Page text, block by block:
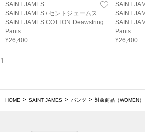
SAINT JAMES
SAINT JAMES / セントジェームス
SAINT JAMES COTTON Deawstring
Pants
¥26,400
SAINT
SAINT
SAINT
Pants
¥26,400
1
HOME SAINT JAMES パンツ 対象商品（WOMEN）